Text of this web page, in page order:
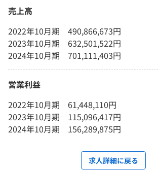
売上高
2022年10月期 490,866,673円
2023年10月期 632,501,522円
2024年10月期 701,111,403円
営業利益
2022年10月期 61,448,110円
2023年10月期 115,096,417円
2024年10月期 156,289,875円
求人詳細に戻る